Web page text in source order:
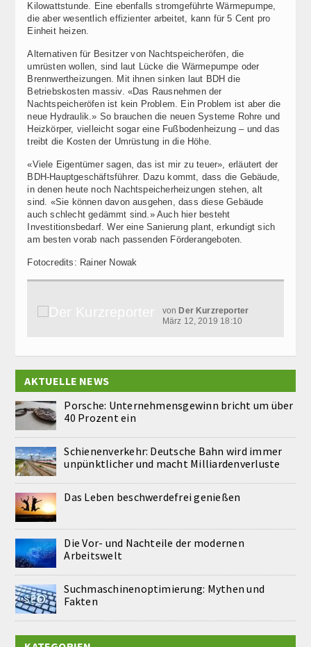
Kilowattstunde. Eine ebenfalls stromgeführte Wärmepumpe,
die aber wesentlich effizienter arbeitet, kann für 5 Cent pro
Einheit heizen.
Alternativen für Besitzer von Nachtspeicheröfen, die
umrüsten wollen, sind laut Lücke die Wärmepumpe oder
Brennwertheizungen. Mit ihnen sinken laut BDH die
Betriebskosten massiv. «Das Rausnehmen der
Nachtspeicheröfen ist kein Problem. Ein Problem ist aber die
neue Hydraulik.» So brauchen die neuen Systeme Rohre und
Heizkörper, vielleicht sogar eine Fußbodenheizung – und das
treibt die Kosten der Umrüstung in die Höhe.
«Viele Eigentümer sagen, das ist mir zu teuer», erläutert der
BDH-Hauptgeschäftsführer. Dazu kommt, dass die Gebäude,
in denen heute noch Nachtspeicherheizungen stehen, alt
sind. «Sie können davon ausgehen, dass diese Gebäude
auch schlecht gedämmt sind.» Auch hier besteht
Investitionsbedarf. Wer eine Sanierung plant, erkundigt sich
am besten vorab nach passenden Förderangeboten.
Fotocredits: Rainer Nowak
von Der Kurzreporter
März 12, 2019 18:10
AKTUELLE NEWS
Porsche: Unternehmensgewinn bricht um über
40 Prozent ein
Schienenverkehr: Deutsche Bahn wird immer
unpünktlicher und macht Milliardenverluste
Das Leben beschwerdefrei genießen
Die Vor- und Nachteile der modernen
Arbeitswelt
Suchmaschinenoptimierung: Mythen und
Fakten